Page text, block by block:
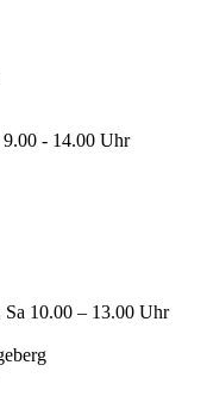
- 14.00 Uhr
10.00 – 13.00 Uhr